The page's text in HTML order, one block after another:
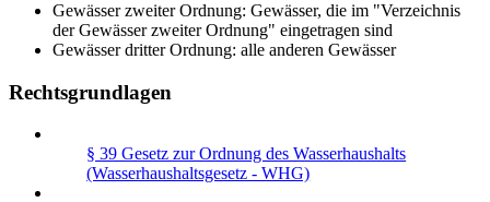
Gewässer zweiter Ordnung: Gewässer, die im "Verzeichnis
der Gewässer zweiter Ordnung" eingetragen sind
Gewässer dritter Ordnung: alle anderen Gewässer
Rechtsgrundlagen
§ 39 Gesetz zur Ordnung des Wasserhaushalts
(Wasserhaushaltsgesetz - WHG)